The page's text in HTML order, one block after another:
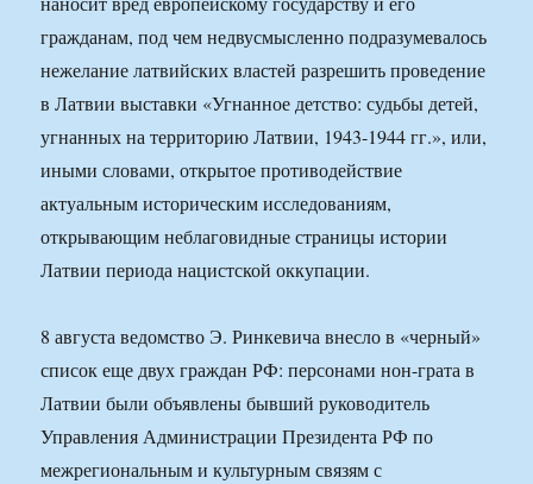
гражданам, под чем недвусмысленно подразумевалось
нежелание латвийских властей разрешить проведение
в Латвии выставки «Угнанное детство: судьбы детей,
угнанных на территорию Латвии, 1943-1944 гг.», или,
иными словами, открытое противодействие
актуальным историческим исследованиям,
открывающим неблаговидные страницы истории
Латвии периода нацистской оккупации.
8 августа ведомство Э. Ринкевича внесло в «черный»
список еще двух граждан РФ: персонами нон-грата в
Латвии были объявлены бывший руководитель
Управления Администрации Президента РФ по
межрегиональным и культурным связям с